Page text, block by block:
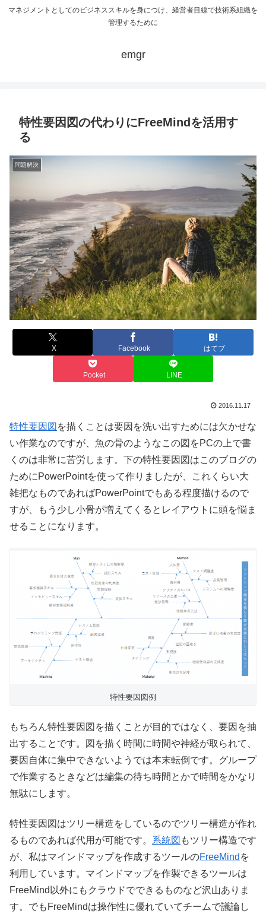
マネジメントとしてのビジネススキルを身につけ、経営者目線で技術系組織を
管理するために
emgr
特性要因図の代わりにFreeMindを活用す
る
問題解決
X Facebook はてブ
Pocket LINE
2016.11.17
特性要因図 を描くことは要因を洗い出すためには欠かせな
い作業なのですが、魚の骨のようなこの図をPCの上で書
くのは非常に苦労します。下の特性要因図はこのブログの
ためにPowerPointを使って作りましたが、これくらい大
雑把なものであればPowerPointでもある程度描けるので
すが、もう少し小骨が増えてくるとレイアウトに頭を悩ま
せることになります。
特性要因図例
もちろん特性要因図を描くことが目的ではなく、要因を抽
出することです。図を描く時間に時間や神経が取られて、
要因自体に集中できないようでは本末転倒です。グループ
で作業するときなどは編集の待ち時間とかで時間をかなり
無駄にします。
特性要因図はツリー構造をしているのでツリー構造が作れ
るものであれば代用が可能です。 系統図 もツリー構造です
が、私はマインドマップを作成するツールのFreeMind を
利用しています。マインドマップを作製できるツールは
FreeMind以外にもクラウドでできるものなど沢山ありま
す。でもFreeMindは操作性に優れていてチームで議論し